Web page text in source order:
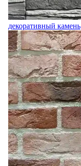
декоративный камень